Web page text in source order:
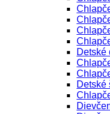
Detské
Detské